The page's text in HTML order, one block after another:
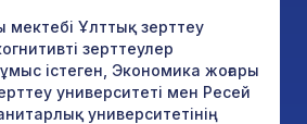
мектебі Ұлттық зерттеу
зерттеулер
істеген, Экономика жоғары
университеті мен Ресей
университетінің